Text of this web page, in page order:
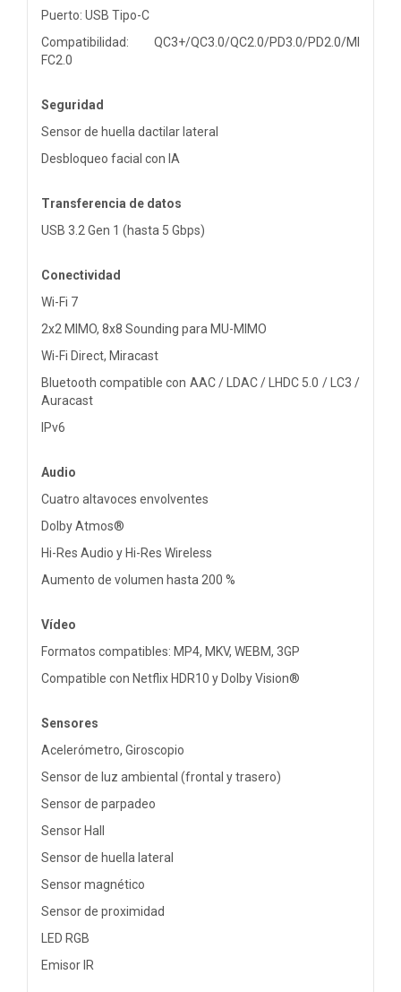
Puerto: USB Tipo-C
Compatibilidad: QC3+/QC3.0/QC2.0/PD3.0/PD2.0/MI
FC2.0
Seguridad
Sensor de huella dactilar lateral
Desbloqueo facial con IA
Transferencia de datos
USB 3.2 Gen 1 (hasta 5 Gbps)
Conectividad
Wi-Fi 7
2x2 MIMO, 8x8 Sounding para MU-MIMO
Wi-Fi Direct, Miracast
Bluetooth compatible con AAC / LDAC / LHDC 5.0 / LC3 /
Auracast
IPv6
Audio
Cuatro altavoces envolventes
Dolby Atmos®
Hi-Res Audio y Hi-Res Wireless
Aumento de volumen hasta 200 %
Vídeo
Formatos compatibles: MP4, MKV, WEBM, 3GP
Compatible con Netflix HDR10 y Dolby Vision®
Sensores
Acelerómetro, Giroscopio
Sensor de luz ambiental (frontal y trasero)
Sensor de parpadeo
Sensor Hall
Sensor de huella lateral
Sensor magnético
Sensor de proximidad
LED RGB
Emisor IR